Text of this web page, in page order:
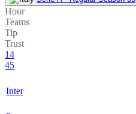
Hour
Teams
Tip
Trust
14
45
Inter